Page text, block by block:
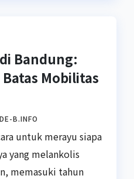
Bandung:
Mobilitas
B.INFO
untuk merayu siapa
yang melankolis
memasuki tahun